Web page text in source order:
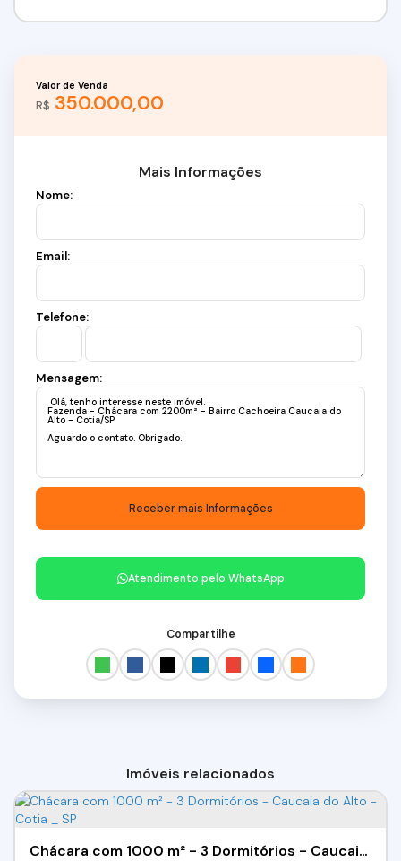
R$ 350.000,00
Valor de Venda
Mais Informações
Nome:
Email:
Telefone:
Mensagem:
Atendimento pelo WhatsApp
Compartilhe
Imóveis relacionados
Chácara com 1000 m² - 3 Dormitórios - Caucaia do Alto - Cotia _ SP